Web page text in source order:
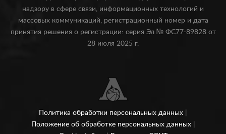
надзору в сфере связи, информационных технологий и
массовых коммуникаций, регистрационный номер и дата
принятия решения о регистрации: серия Эл № ФС77-89828 от
28 июля 2025 г.
Политика обработки персональных данных
Положение об обработке персональных данных